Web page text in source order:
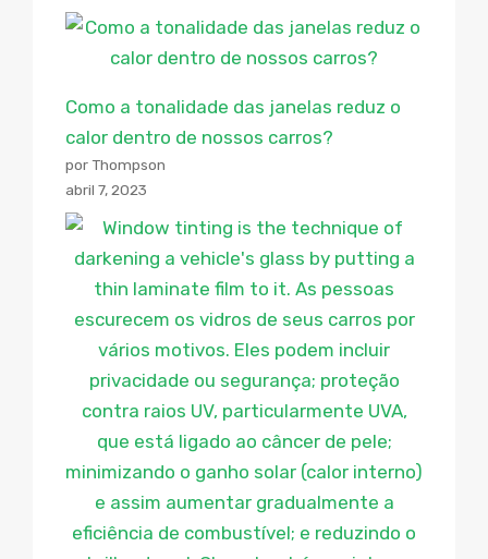
Como a tonalidade das janelas reduz o
calor dentro de nossos carros?
por Thompson
abril 7, 2023